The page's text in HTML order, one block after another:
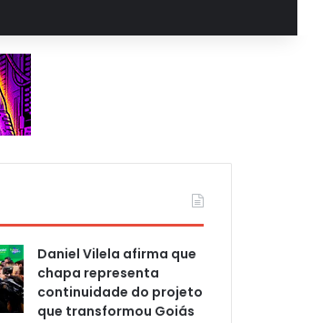
Daniel Vilela afirma que
chapa representa
continuidade do projeto
que transformou Goiás